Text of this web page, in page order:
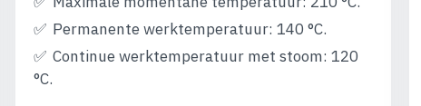
Permanente werktemperatuur: 140 °C.
Continue werktemperatuur met stoom: 120
°C.